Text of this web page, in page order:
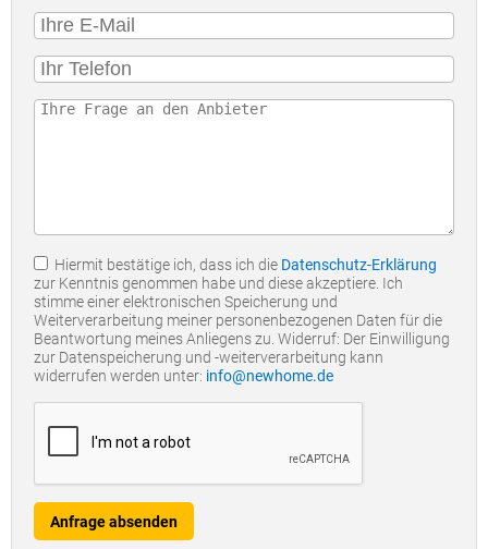
Hiermit bestätige ich, dass ich die Datenschutz-Erklärung
zur Kenntnis genommen habe und diese akzeptiere. Ich
stimme einer elektronischen Speicherung und
Weiterverarbeitung meiner personenbezogenen Daten für die
Beantwortung meines Anliegens zu. Widerruf: Der Einwilligung
zur Datenspeicherung und -weiterverarbeitung kann
widerrufen werden unter: info@newhome.de
Anfrage absenden